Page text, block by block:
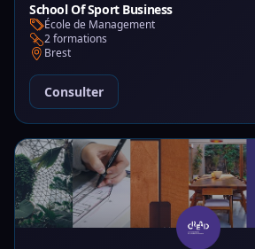
School Of Sport Business
École de Management
2 formations
Brest
Consulter